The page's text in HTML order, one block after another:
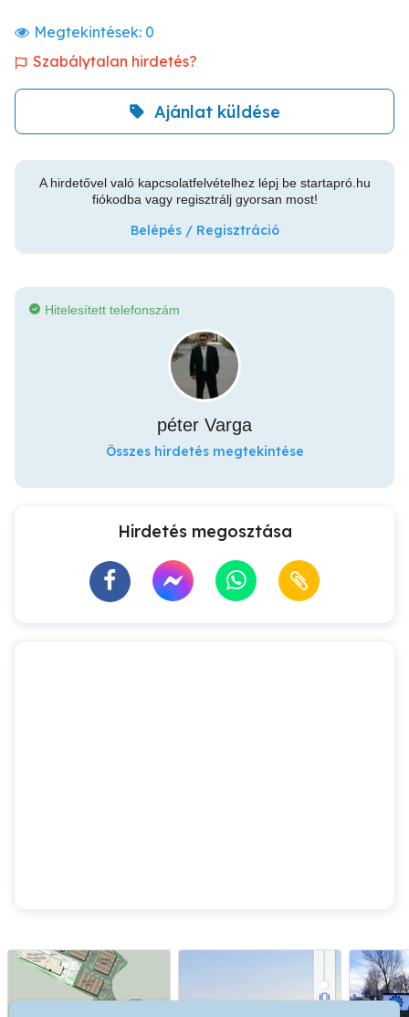
Megtekintések: 0
Szabálytalan hirdetés?
Ajánlat küldése
A hirdetővel való kapcsolatfelvételhez lépj be startapró.hu
fiókodba vagy regisztrálj gyorsan most!
Belépés / Regisztráció
Hitelesített telefonszám
péter Varga
Összes hirdetés megtekintése
Hirdetés megosztása